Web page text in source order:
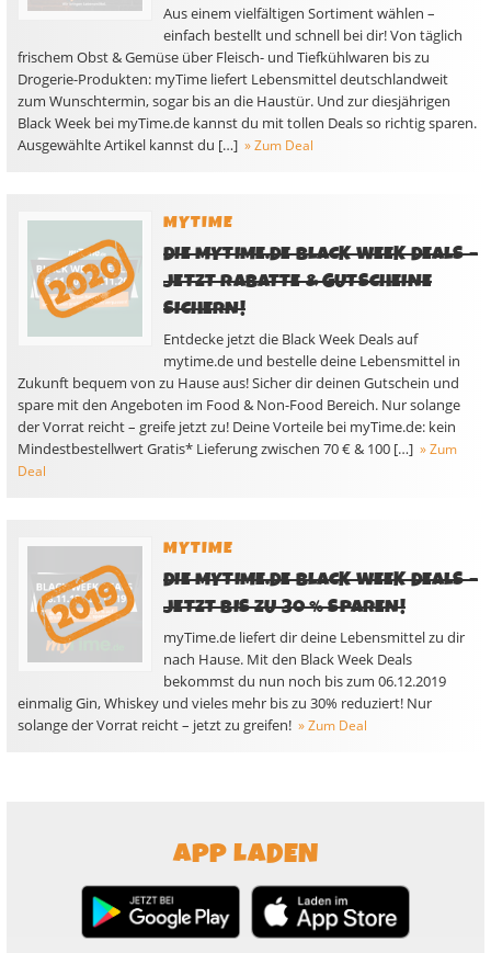
Aus einem vielfältigen Sortiment wählen –
einfach bestellt und schnell bei dir! Von täglich
frischem Obst & Gemüse über Fleisch- und Tiefkühlwaren bis zu
Drogerie-Produkten: myTime liefert Lebensmittel deutschlandweit
zum Wunschtermin, sogar bis an die Haustür. Und zur diesjährigen
Black Week bei myTime.de kannst du mit tollen Deals so richtig sparen.
Ausgewählte Artikel kannst du […] » Zum Deal
MYTIME
DIE MYTIME.DE BLACK WEEK DEALS –
JETZT RABATTE & GUTSCHEINE
SICHERN!
Entdecke jetzt die Black Week Deals auf
mytime.de und bestelle deine Lebensmittel in
Zukunft bequem von zu Hause aus! Sicher dir deinen Gutschein und
spare mit den Angeboten im Food & Non-Food Bereich. Nur solange
der Vorrat reicht – greife jetzt zu! Deine Vorteile bei myTime.de: kein
Mindestbestellwert Gratis* Lieferung zwischen 70 € & 100 […] » Zum
Deal
MYTIME
DIE MYTIME.DE BLACK WEEK DEALS –
JETZT BIS ZU 30 % SPAREN!
myTime.de liefert dir deine Lebensmittel zu dir
nach Hause. Mit den Black Week Deals
bekommst du nun noch bis zum 06.12.2019
einmalig Gin, Whiskey und vieles mehr bis zu 30% reduziert! Nur
solange der Vorrat reicht – jetzt zu greifen! » Zum Deal
APP LADEN